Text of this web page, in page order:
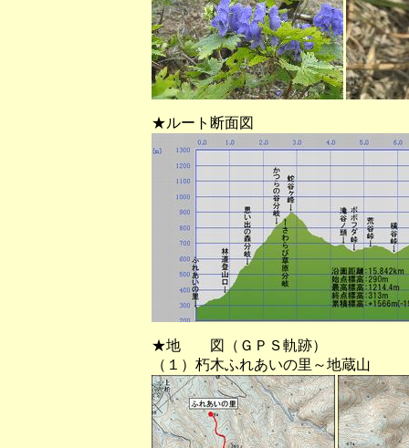
★ルート断面図
★地 図（ＧＰＳ軌跡）
（１）朽木ふれあいの里～地蔵山